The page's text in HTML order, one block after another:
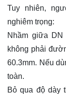
Tuy nhiên,
nghiêm trọng:
Nhầm giữa
không phải
60.3mm. Nếu
toàn.
Bỏ qua độ dày